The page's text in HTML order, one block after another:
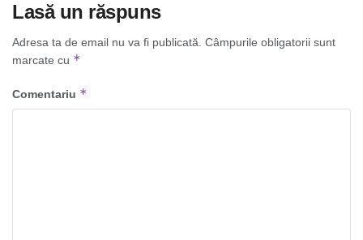
Lasă un răspuns
Adresa ta de email nu va fi publicată. Câmpurile obligatorii sunt
marcate cu *
Comentariu *